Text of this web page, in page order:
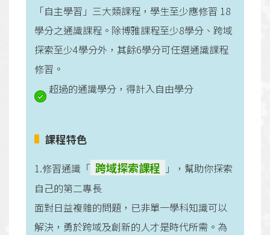
「自主學習」三大類課程，學生至少應修習 18
學分之通識課程。除博雅課程至少8學分、跨域
探索至少4學分外，其餘6學分可任選通識課程
修習。
超過的通識學分，得計入自由學分
課程特色
1.修習通識「 跨域探索課程 」，幫助你探索
自己的第二專長
面對日益複雜的問題，已非單一學科知識可以
解決，勇於跨域及創新的人才是時代所需。為